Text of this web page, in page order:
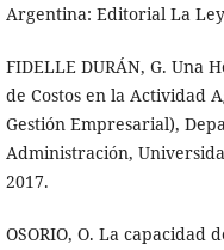
Argentina: Editorial La
FIDELLE DURÁN, G. Una
de Costos en la Actividad
Gestión Empresarial),
Administración,
2017.
OSORIO, O. La capacidad